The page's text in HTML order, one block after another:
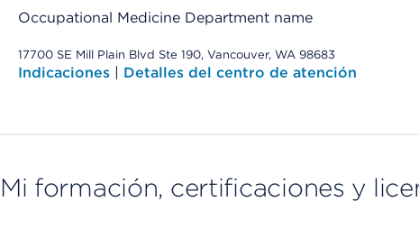
Occupational Medicine Department name
17700 SE Mill Plain Blvd Ste 190, Vancouver, WA 98683
Indicaciones | Detalles del centro de atención
Mi formación, certificaciones y